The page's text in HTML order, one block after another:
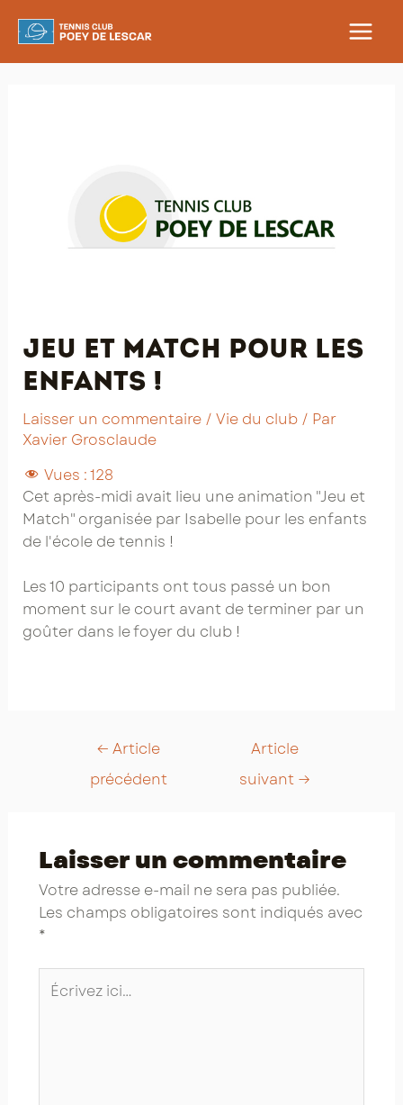
MAIN
Jeu et match pour les
enfants !
Laisser un commentaire / Vie du club/ Par
Xavier Grosclaude
Vues :128
Cet après-midi avait lieu une animation "Jeu et
Match" organisée par Isabelle pour les enfants
de l'école de tennis !
Les 10 participants ont tous passé un bon
moment sur le court avant de terminer par un
goûter dans le foyer du club !
← Article
précédent
Article
suivant →
Laisser un commentaire
Votre adresse e-mail ne sera pas publiée.
Les champs obligatoires sont indiqués avec
*
Écrivez
ici…